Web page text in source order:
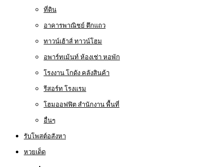
ที่ดิน
อาคารพาณิชย์ ตึกแถว
ทาวน์เฮ้าส์ ทาวน์โฮม
อพาร์ทเม้นท์ ห้องเช่า หอพัก
โรงงาน โกดัง คลังสินค้า
รีสอร์ท โรงแรม
โฮมออฟฟิต สำนักงาน พื้นที่
อื่นๆ
รับโพสต์อสังหา
หวยเด็ด